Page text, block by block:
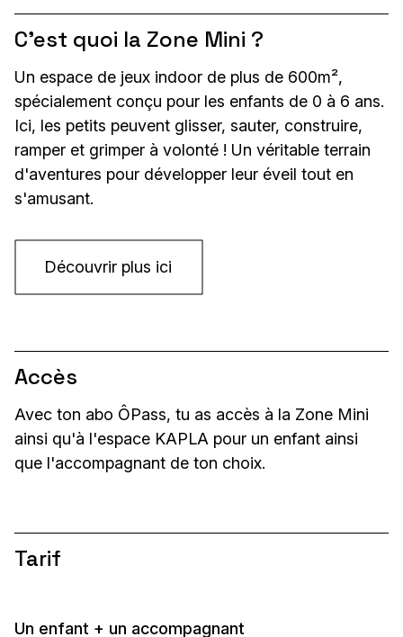
C'est quoi la Zone Mini ?
Un espace de jeux indoor de plus de 600m²,
spécialement conçu pour les enfants de 0 à 6 ans.
Ici, les petits peuvent glisser, sauter, construire,
ramper et grimper à volonté ! Un véritable terrain
d'aventures pour développer leur éveil tout en
s'amusant.
Découvrir plus ici
Accès
Avec ton abo ÔPass, tu as accès à la Zone Mini
ainsi qu'à l'espace KAPLA pour un enfant ainsi
que l'accompagnant de ton choix.
Tarif
Un enfant + un accompagnant